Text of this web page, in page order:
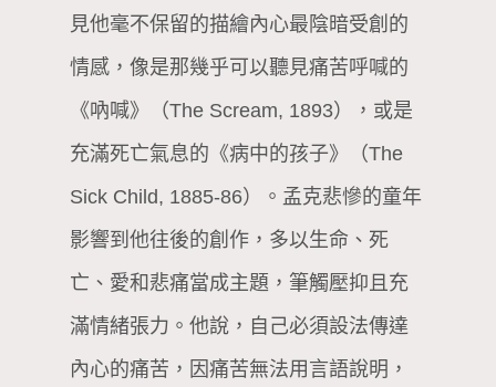
見他毫不保留的描繪內心最陰暗受創的
情感，像是那幾乎可以聽見痛苦呼喊的
《吶喊》（The Scream, 1893），或是
充滿死亡氣息的《病中的孩子》（The
Sick Child, 1885-86）。孟克悲慘的童年
影響到他往後的創作，多以生命、死
亡、愛和悲痛當成主題，筆觸壓抑且充
滿情緒張力。他說，自己必須設法傳達
內心的痛苦，因痛苦無法用言語說明，